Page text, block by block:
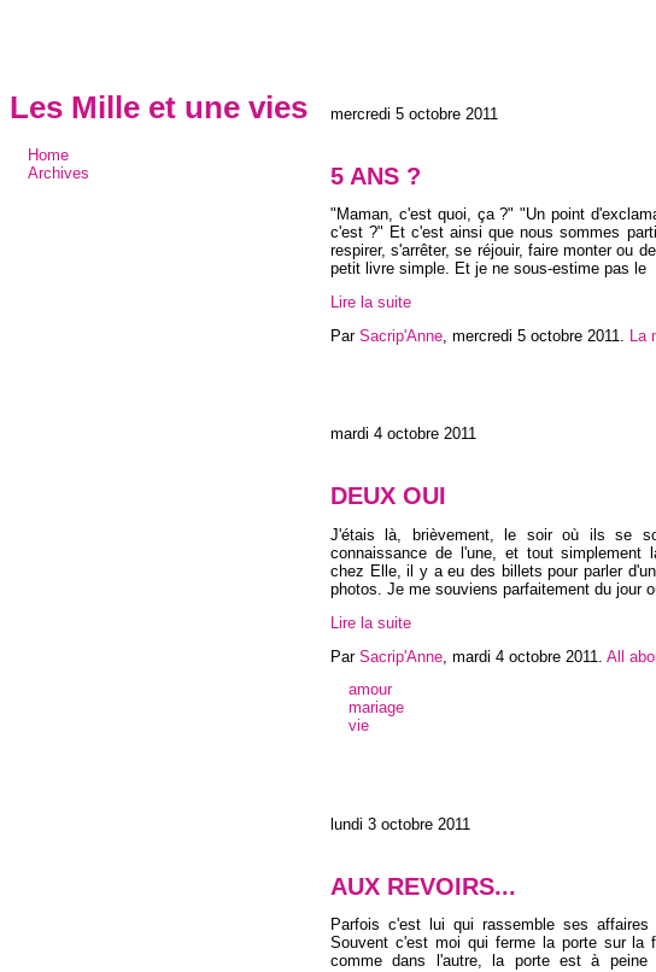
Les Mille et une vies
Home
Archives
mercredi 5 octobre 2011
5 ANS ?
"Maman, c'est quoi, ça ?" "Un point
c'est ?" Et c'est ainsi que nous sommes
respirer, s'arrêter, se réjouir, faire monter ou
petit livre simple. Et je ne sous-estime pas le
Lire la suite
Par Sacrip'Anne, mercredi 5 octobre 2011. La
mardi 4 octobre 2011
DEUX OUI
J'étais là, brièvement, le soir où ils se
connaissance de l'une, et tout simplement
chez Elle, il y a eu des billets pour parler
photos. Je me souviens parfaitement du jour
Lire la suite
Par Sacrip'Anne mardi 4 octobre 2011 All
amour
mariage
vie
lundi 3 octobre 2011
AUX REVOIRS...
Parfois c'est lui qui rassemble ses
Souvent c'est moi qui ferme la porte sur la
comme dans l'autre, la porte est à peine